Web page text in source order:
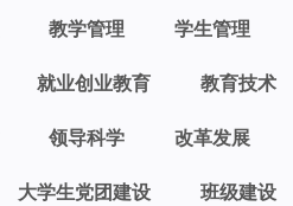
教学管理 学生管理
就业创业教育 教育技术
领导科学 改革发展
大学生党团建设 班级建设